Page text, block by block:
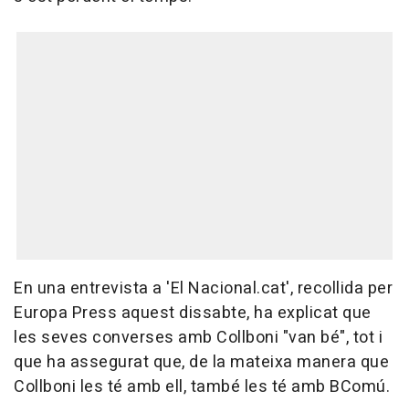
En una entrevista a 'El Nacional.cat', recollida per
Europa Press aquest dissabte, ha explicat que
les seves converses amb Collboni "van bé", tot i
que ha assegurat que, de la mateixa manera que
Collboni les té amb ell, també les té amb BComú.